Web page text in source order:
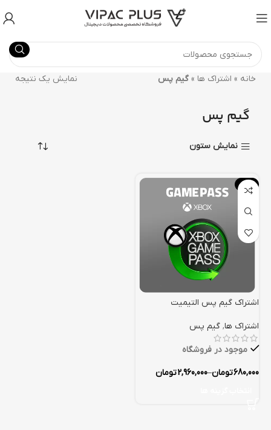
خانه » اشتراک ها » گیم پس نمایش یک نتیجه
گیم پس
نمایش ستون
-70%
اشتراک گیم پس التیمیت
اشتراک ها, گیم پس
موجود در فروشگاه
680,000تومان–
2,960,000تومان